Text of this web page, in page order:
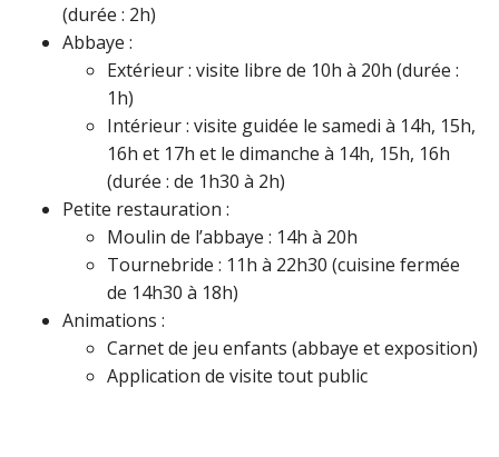
(durée : 2h)
Abbaye :
Extérieur : visite libre de 10h à 20h (durée :
1h)
Intérieur : visite guidée le samedi à 14h, 15h,
16h et 17h et le dimanche à 14h, 15h, 16h
(durée : de 1h30 à 2h)
Petite restauration :
Moulin de l’abbaye : 14h à 20h
Tournebride : 11h à 22h30 (cuisine fermée
de 14h30 à 18h)
Animations :
Carnet de jeu enfants (abbaye et exposition)
Application de visite tout public